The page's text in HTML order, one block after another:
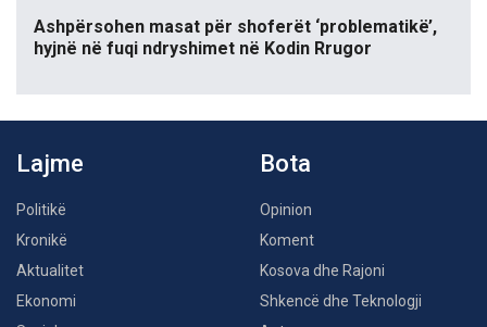
Ashpërsohen masat për shoferët ‘problematikë’,
hyjnë në fuqi ndryshimet në Kodin Rrugor
Lajme
Politikë
Kronikë
Aktualitet
Ekonomi
Bota
Opinion
Koment
Kosova dhe Rajoni
Shkencë dhe Teknologji